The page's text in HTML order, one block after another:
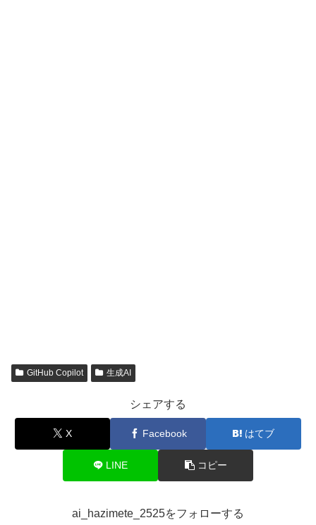
GitHub Copilot 生成AI
シェアする
X Facebook はてブ
LINE コピー
ai_hazimete_2525をフォローする